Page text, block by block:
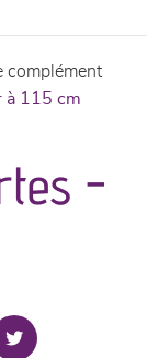
complément
à 115 cm
-